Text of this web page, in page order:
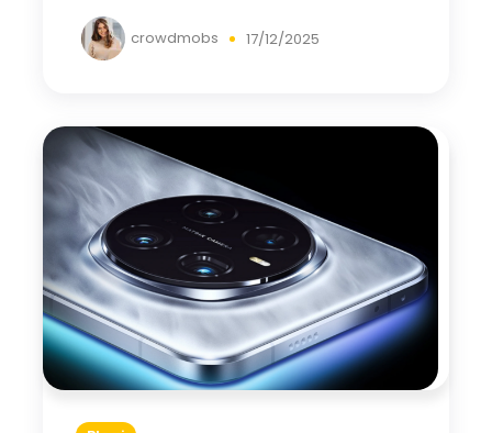
crowdmobs 17/12/2025